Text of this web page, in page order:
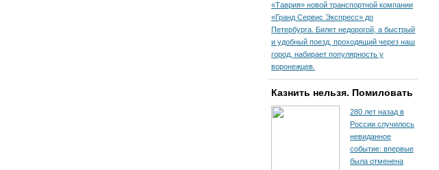
«Таврия» новой транспортной компании
«Гранд Сервис Экспресс» до
Петербурга. Билет недорогой, а быстрый
и удобный поезд, проходящий через наш
город, набирает популярность у
воронежцев.
Казнить нельзя. Помиловать
280 лет назад в
России случилось
невиданное
событие: впервые
была отменена